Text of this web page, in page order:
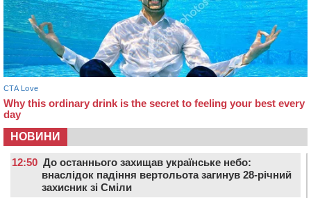
НОВИНИ
12:50 До останнього захищав українське небо:
внаслідок падіння вертольота загинув 28-річний
захисник зі Сміли